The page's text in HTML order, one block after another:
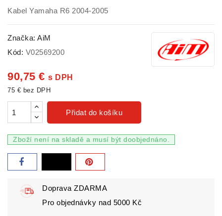
Kabel Yamaha R6 2004-2005
Značka: AiM
Kód: V02569200
90,75 € s DPH
75 € bez DPH
Přidat do košíku
Zboží není na skladě a musí být doobjednáno.
Doprava ZDARMA
Pro objednávky nad 5000 Kč